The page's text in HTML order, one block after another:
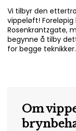
Vi tilbyr den
vippeløft!
Rosenkrantzgate,
begynne å tilby
for begge teknikker.
Om